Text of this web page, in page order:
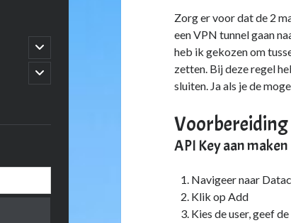
open
submenu
open
submenu
Zorg er voor dat de 2
een VPN tunnel gaan
heb ik gekozen om
zetten. Bij deze regel
sluiten. Ja als je de
API Key aan maken
Navigeer naar
Klik op Add
Kies de user, geef